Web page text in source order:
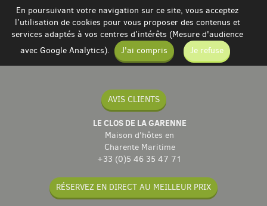
En poursuivant votre navigation sur ce site, vous acceptez
l’utilisation de cookies pour vous proposer des contenus et
services adaptés à vos centres d’intérêts (Mesure d'audience
avec Google Analytics).
J'ai compris Je refuse
AVIS CLIENTS
LE CLOS DE LA GARENNE
Maison d'hôtes en
Charente Maritime
+33 (0)5 46 35 47 71
RÉSERVEZ EN DIRECT AU MEILLEUR PRIX